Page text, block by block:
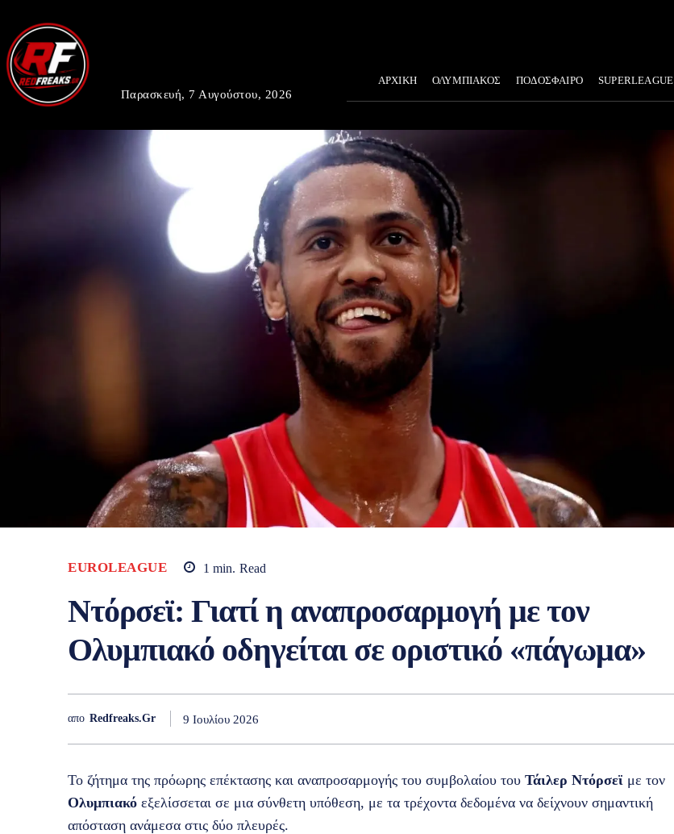
Παρασκευή, 7 Αυγούστου, 2026
ΑΡΧΙΚΗ ΟΛΥΜΠΙΑΚΟΣ ΠΟΔΟΣΦΑΙΡΟ SUPERLEAGUE
EUROLEAGUE 1 min. Read
Ντόρσεϊ: Γιατί η αναπροσαρμογή με τον
Ολυμπιακό οδηγείται σε οριστικό «πάγωμα»
απο Redfreaks.gr 9 Ιουλίου 2026
Το ζήτημα της πρόωρης επέκτασης και αναπροσαρμογής του συμβολαίου του Τάιλερ Ντόρσεϊ με τον
Ολυμπιακό εξελίσσεται σε μια σύνθετη υπόθεση, με τα τρέχοντα δεδομένα να δείχνουν σημαντική
απόσταση ανάμεσα στις δύο πλευρές.